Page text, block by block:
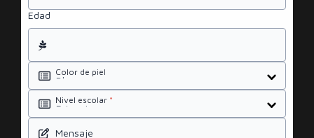
Edad
Color de piel
Nivel escolar *
Mensaje